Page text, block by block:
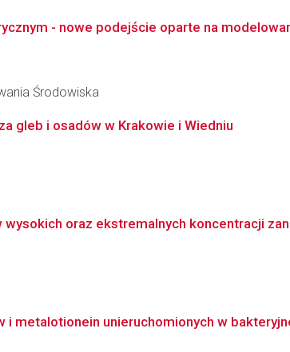
- nowe podejście oparte na
Środowiska
gleb i osadów w Krakowie i Wiedniu
oraz ekstremalnych koncentracji
metalotionein unieruchomionych w